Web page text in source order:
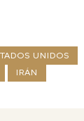
UNIDOS
IRÁN